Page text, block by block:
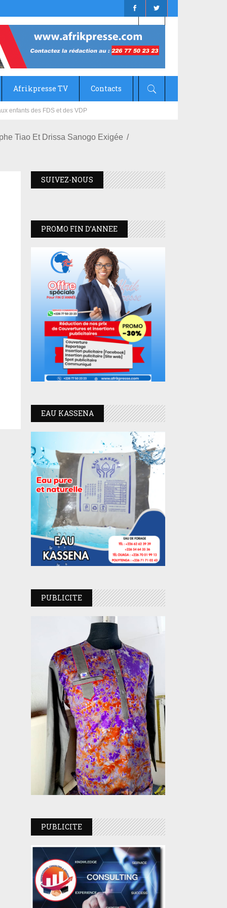
Afrikpresse TV Contacts
Tiao Et Drissa Sanogo Exigée
SUIVEZ-NOUS
PROMO FIN D’ANNEE
EAU KASSENA
PUBLICITE
PUBLICITE